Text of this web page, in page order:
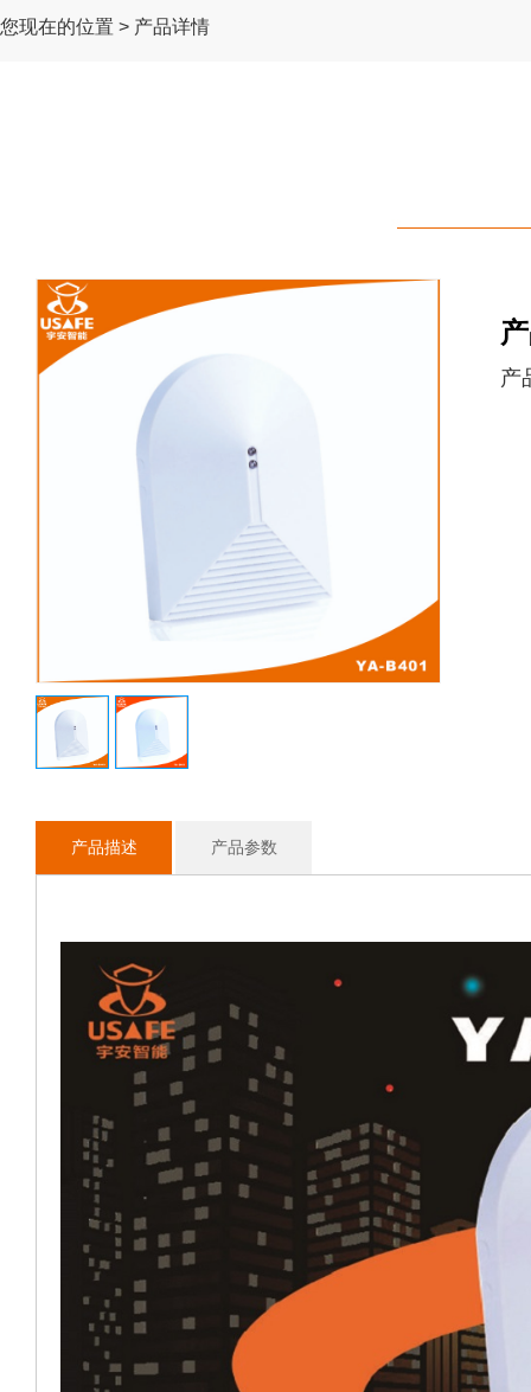
您现在的位置 > 产品详情
产
产品描述 产品参数